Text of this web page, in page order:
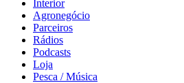
Interior
Agronegócio
Parceiros
Rádios
Podcasts
Loja
Pesca / Música